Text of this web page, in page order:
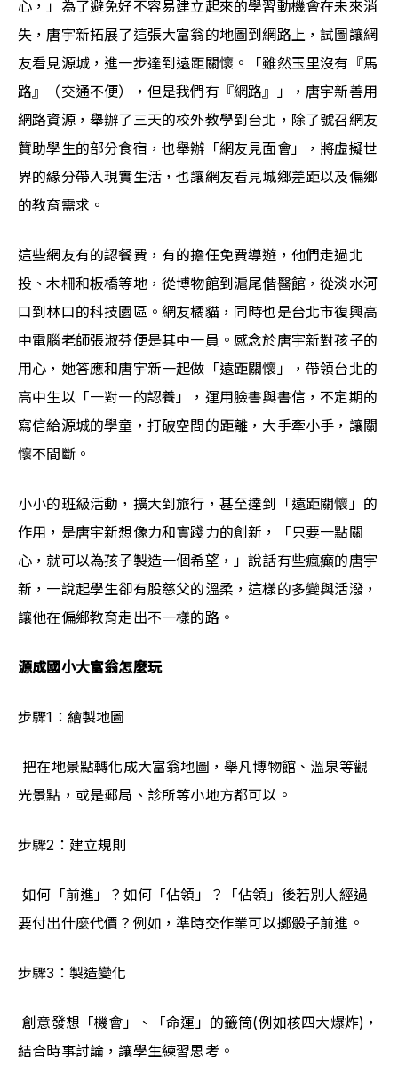
心，」為了避免好不容易建立起來的學習動機會在未來消
失，唐宇新拓展了這張大富翁的地圖到網路上，試圖讓網
友看見源城，進一步達到遠距關懷。「雖然玉里沒有『馬
路』（交通不便），但是我們有『網路』」，唐宇新善用
網路資源，舉辦了三天的校外教學到台北，除了號召網友
贊助學生的部分食宿，也舉辦「網友見面會」，將虛擬世
界的緣分帶入現實生活，也讓網友看見城鄉差距以及偏鄉
的教育需求。
這些網友有的認餐費，有的擔任免費導遊，他們走過北
投、木柵和板橋等地，從博物館到滬尾偕醫館，從淡水河
口到林口的科技園區。網友橘貓，同時也是台北市復興高
中電腦老師張淑芬便是其中一員。感念於唐宇新對孩子的
用心，她答應和唐宇新一起做「遠距關懷」，帶領台北的
高中生以「一對一的認養」，運用臉書與書信，不定期的
寫信給源城的學童，打破空間的距離，大手牽小手，讓關
懷不間斷。
小小的班級活動，擴大到旅行，甚至達到「遠距關懷」的
作用，是唐宇新想像力和實踐力的創新，「只要一點關
心，就可以為孩子製造一個希望，」說話有些瘋癲的唐宇
新，一說起學生卻有股慈父的溫柔，這樣的多變與活潑，
讓他在偏鄉教育走出不一樣的路。
源成國小大富翁怎麼玩
步驟1：繪製地圖
把在地景點轉化成大富翁地圖，舉凡博物館、溫泉等觀
光景點，或是郵局、診所等小地方都可以。
步驟2：建立規則
如何「前進」？如何「佔領」？「佔領」後若別人經過
要付出什麼代價？例如，準時交作業可以擲骰子前進。
步驟3：製造變化
創意發想「機會」、「命運」的籤筒(例如核四大爆炸)，
結合時事討論，讓學生練習思考。